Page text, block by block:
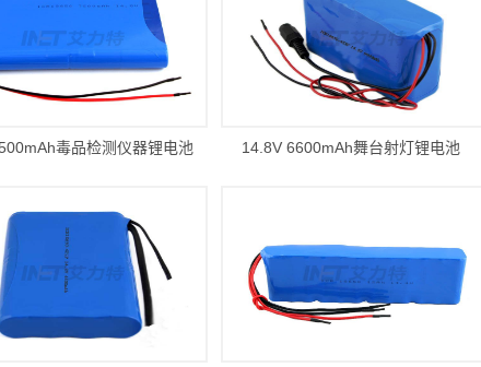
毒品检测仪器锂电池 14.8V 6600mAh舞台射灯锂电池